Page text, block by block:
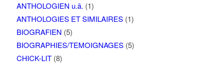
ANTHOLOGIEN u.ä. (1)
ANTHOLOGIES ET SIMILAIRES(1)
BIOGRAFIEN (5)
BIOGRAPHIES/TEMOIGNAGES(5)
CHICK-LIT(8)